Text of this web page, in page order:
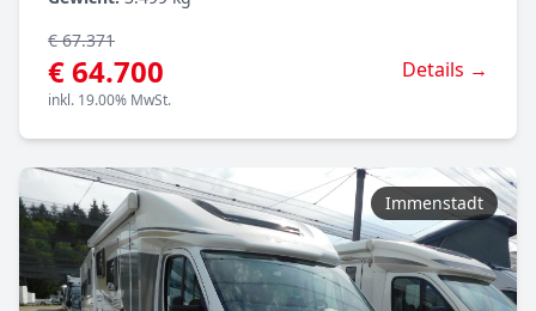
€ 67.371
€ 64.700
inkl. 19.00% MwSt.
Details →
Immenstadt